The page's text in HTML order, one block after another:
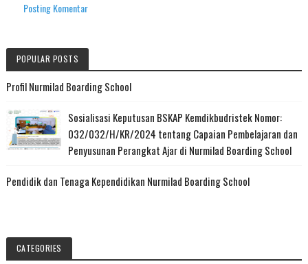
Posting Komentar
POPULAR POSTS
Profil Nurmilad Boarding School
Sosialisasi Keputusan BSKAP Kemdikbudristek Nomor:
032/032/H/KR/2024 tentang Capaian Pembelajaran dan
Penyusunan Perangkat Ajar di Nurmilad Boarding School
Pendidik dan Tenaga Kependidikan Nurmilad Boarding School
CATEGORIES